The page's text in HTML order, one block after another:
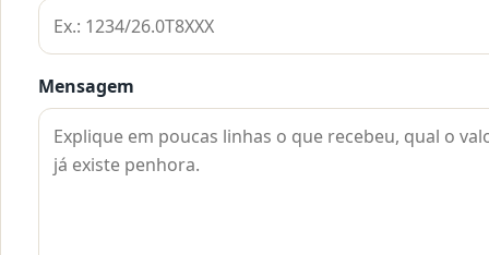
Mensagem